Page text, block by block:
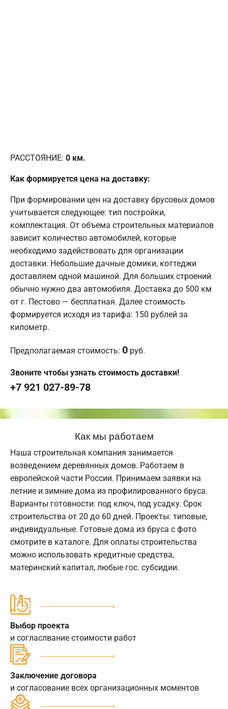
РАССТОЯНИЕ: 0 км.
Как формируется цена на доставку:
При формировании цен на доставку брусовых домов
учитывается следующее: тип постройки,
комплектация. От объема строительных материалов
зависит количество автомобилей, которые
необходимо задействовать для организации
доставки. Небольшие дачные домики, коттеджи
доставляем одной машиной. Для больших строений
обычно нужно два автомобиля. Доставка до 500 км
от г. Пестово — бесплатная. Далее стоимость
формируется исходя из тарифа: 150 рублей за
километр.
Предполагаемая стоимость: 0 руб.
Звоните чтобы узнать стоимость доставки!
+7 921 027-89-78
Как мы работаем
Наша строительная компания занимается
возведением деревянных домов. Работаем в
европейской части России. Принимаем заявки на
летние и зимние дома из профилированного бруса.
Варианты готовности: под ключ, под усадку. Срок
строительства от 20 до 60 дней. Проекты: типовые,
индивидуальные. Готовые дома из бруса с фото
смотрите в каталоге. Для оплаты строительства
можно использовать кредитные средства,
материнский капитал, любые гос. субсидии.
Выбор проекта
и согласлвание стоимости работ
Заключение договора
и согласование всех организационных моментов